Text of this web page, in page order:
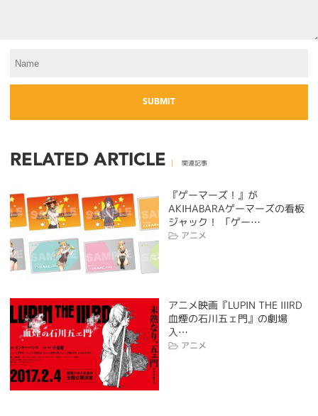
RELATED ARTICLE 関連記事
『ゲーマーズ！』が
AKIHABARAゲーマーズの看板
ジャック！ 「ゲー…
アニメ
アニメ映画『LUPIN THE IIIRD
血煙の石川五ェ門』の劇場
入…
アニメ